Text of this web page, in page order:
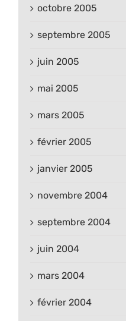
octobre 2005
septembre 2005
juin 2005
mai 2005
mars 2005
février 2005
janvier 2005
novembre 2004
septembre 2004
juin 2004
mars 2004
février 2004